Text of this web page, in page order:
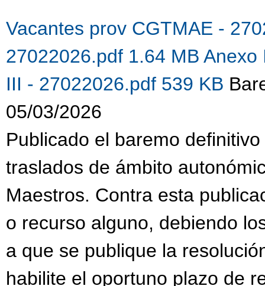
Vacantes prov CGTMAE -
27022026.pdf 1.64 MB Anexo
III - 27022026.pdf 539 KB
05/03/2026
Publicado el baremo
traslados de ámbito
Maestros. Contra esta
o recurso alguno, debiendo
a que se publique la
habilite el oportuno plazo de